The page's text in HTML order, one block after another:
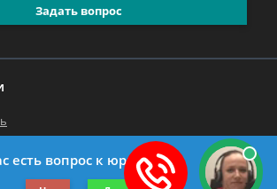
права защищены.
Задать вопрос
есть вопрос к юристу?